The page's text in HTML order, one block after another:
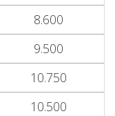
8.600
9.500
10.750
10.500